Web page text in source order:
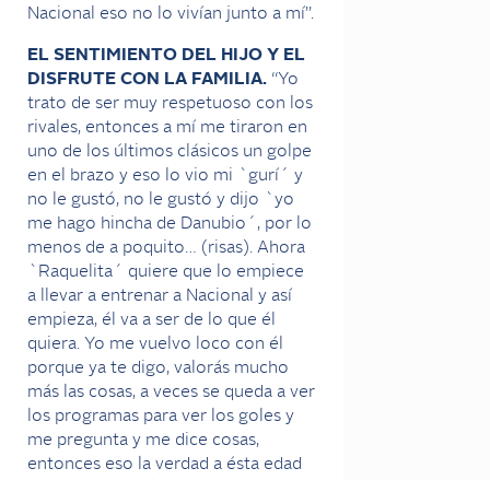
Nacional eso no lo vivían junto a mí”.
EL SENTIMIENTO DEL HIJO Y EL
DISFRUTE CON LA FAMILIA. “Yo
trato de ser muy respetuoso con los
rivales, entonces a mí me tiraron en
uno de los últimos clásicos un golpe
en el brazo y eso lo vio mi `gurí´ y
no le gustó, no le gustó y dijo `yo
me hago hincha de Danubio´, por lo
menos de a poquito… (risas). Ahora
`Raquelita´ quiere que lo empiece
a llevar a entrenar a Nacional y así
empieza, él va a ser de lo que él
quiera. Yo me vuelvo loco con él
porque ya te digo, valorás mucho
más las cosas, a veces se queda a ver
los programas para ver los goles y
me pregunta y me dice cosas,
entonces eso la verdad a ésta edad